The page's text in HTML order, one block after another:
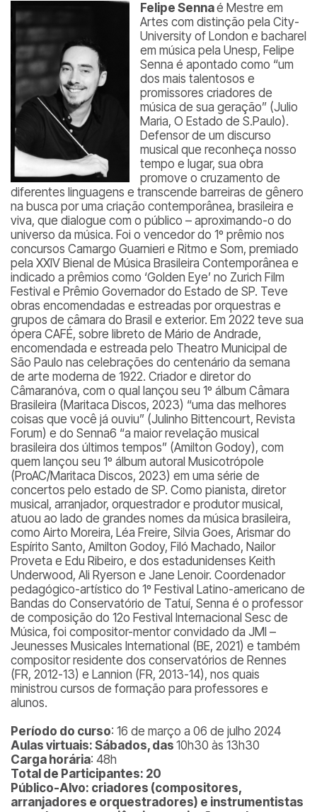
Felipe Sennaé Mestre em
Artes com distinção pela City-
University of London e bacharel
em música pela Unesp, Felipe
Senna é apontado como “um
dos mais talentosos e
promissores criadores de
música de sua geração” (Julio
Maria, O Estado de S.Paulo).
Defensor de um discurso
musical que reconheça nosso
tempo e lugar, sua obra
promove o cruzamento de
diferentes linguagens e transcende barreiras de gênero
na busca por uma criação contemporânea, brasileira e
viva, que dialogue com o público – aproximando-o do
universo da música. Foi o vencedor do 1º prêmio nos
concursos Camargo Guarnieri e Ritmo e Som, premiado
pela XXIV Bienal de Música Brasileira Contemporânea e
indicado a prêmios como ‘Golden Eye’ no Zurich Film
Festival e Prêmio Governador do Estado de SP. Teve
obras encomendadas e estreadas por orquestras e
grupos de câmara do Brasil e exterior. Em 2022 teve sua
ópera CAFÉ, sobre libreto de Mário de Andrade,
encomendada e estreada pelo Theatro Municipal de
São Paulo nas celebrações do centenário da semana
de arte moderna de 1922. Criador e diretor do
Câmaranóva, com o qual lançou seu 1º álbum Câmara
Brasileira (Maritaca Discos, 2023) “uma das melhores
coisas que você já ouviu” (Julinho Bittencourt, Revista
Forum) e do Senna6 “a maior revelação musical
brasileira dos últimos tempos” (Amilton Godoy), com
quem lançou seu 1º álbum autoral Musicotrópole
(ProAC/Maritaca Discos, 2023) em uma série de
concertos pelo estado de SP. Como pianista, diretor
musical, arranjador, orquestrador e produtor musical,
atuou ao lado de grandes nomes da música brasileira,
como Airto Moreira, Léa Freire, Silvia Goes, Arismar do
Espírito Santo, Amilton Godoy, Filó Machado, Nailor
Proveta e Edu Ribeiro, e dos estadunidenses Keith
Underwood, Ali Ryerson e Jane Lenoir. Coordenador
pedagógico-artístico do 1º Festival Latino-americano de
Bandas do Conservatório de Tatuí, Senna é o professor
de composição do 12o Festival Internacional Sesc de
Música, foi compositor-mentor convidado da JMI –
Jeunesses Musicales International (BE, 2021) e também
compositor residente dos conservatórios de Rennes
(FR, 2012-13) e Lannion (FR, 2013-14), nos quais
ministrou cursos de formação para professores e
alunos.
Período do curso: 16 de março a 06 de julho 2024
Aulas virtuais: Sábados, das 10h30 às 13h30
Carga horária: 48h
Total de Participantes: 20
Público-Alvo: criadores (compositores,
arranjadores e orquestradores) e instrumentistas